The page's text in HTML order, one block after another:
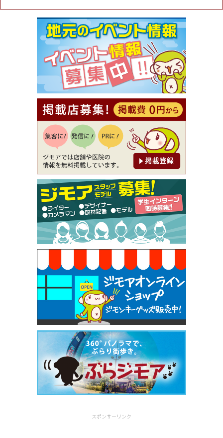
ュラル＆ハンドメイドショップ［マキマキ］）
[有効期限]2026年9月30日まで
【ジモア限定①】初回割引 特価 VIO脱毛11,000円
⇒8,800円（メンズ専門ワックス脱毛サロン Mickle
（ミックル））
[有効期限]2026年9月30日
【ジモア読者特典2】コース 3,500円→3,000円（料
理5品+2時間飲み放題）（創作イタリアン Pia Cu
ore（ピアクオーレ））
[有効期限]2026年9月30日
【ジモア読者特典1】料理全品20％OFF ※18時以
降（創作イタリアン Pia Cuore（ピアクオーレ））
[有効期限]2026年9月30日
【ジモア限定②】初回割引 特価 鼻毛脱毛 半額 2,2
00円⇒1,100円（メンズ専門ワックス脱毛サロン Mi
ckle（ミックル））
[有効期限]2026年9月30日
【ジモア限定特典①】まつ毛カール 3,850円→ 2,7
50円（Premiere（プルミエール））
[有効期限]2026年9月30日
焼き餃子 一皿サービス（餃子酒場たっちゃん 西
早稲田店）
[有効期限]2026年9月30日
スポンサーリンク